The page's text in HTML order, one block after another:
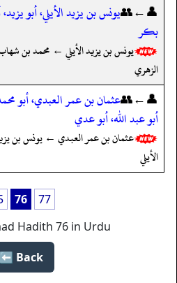
👤←👥يونس بن يزيد الأيلي، أبو يزيد،
بكر
يونس بن يزيد الأيلي ← محمد بن
الزهري
👤←👥عثمان بن عمر العبدي، أبو
أبو عبد الله، أبو عدي
عثمان بن عمر العبدي ← يونس بن
الأيلي
76
77
Hadith 76 in Urdu
Back ⬅️